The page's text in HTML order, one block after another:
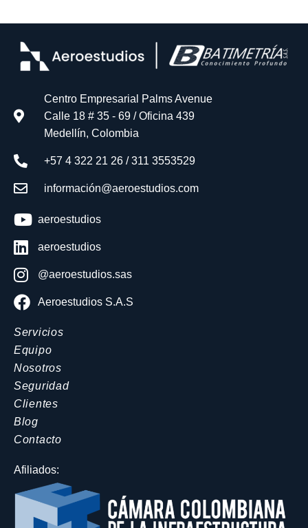
Centro Empresarial Palms Avenue
Calle 18 # 35 - 69 / Oficina 439
Medellín, Colombia
+57 4 322 21 26 / 311 3553529
información@aeroestudios.com
aeroestudios
aeroestudios
@aeroestudios.sas
Aeroestudios S.A.S
Servicios
Equipo
Nosotros
Seguridad
Clientes
Blog
Contacto
Afiliados: